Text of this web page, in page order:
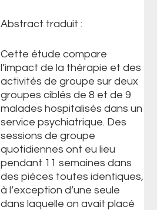
Abstract traduit :
Cette étude compare
l’impact de la thérapie et des
activités de groupe sur deux
groupes ciblés de 8 et de 9
malades hospitalisés dans un
service psychiatrique. Des
sessions de groupe
quotidiennes ont eu lieu
pendant 11 semaines dans
des pièces toutes identiques,
à l’exception d’une seule
dans laquelle on avait placé